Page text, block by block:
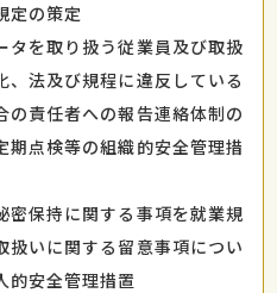
定の策定
を取り扱う従業員及び取扱
法及び規程に違反している
責任者への報告連絡体制の
点検等の組織的安全管理措
保持に関する事項を就業規
いに関する留意事項につい
的安全管理措置